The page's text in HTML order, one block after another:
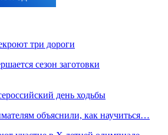
три дороги
сезон заготовки
день ходьбы
объяснили, как научиться…